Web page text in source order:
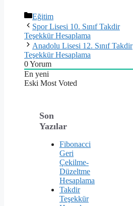
Kategoriler
Eğitim
Spor Lisesi 10. Sınıf Takdir
Teşekkür Hesaplama
Anadolu Lisesi 12. Sınıf Takdir
Teşekkür Hesaplama
0Yorum
En yeni
Eski Most Voted
Son
Yazılar
Fibonacci
Geri
Çekilme-
Düzeltme
Hesaplama
Takdir
Teşekkür